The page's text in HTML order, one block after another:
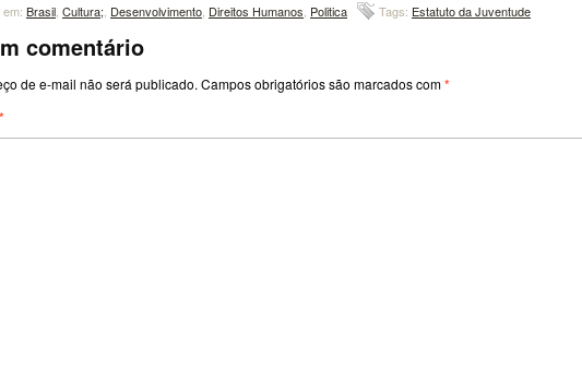
Brasil Cultura; Desenvolvimento Direitos Humanos Politica Tags: Estatuto da Juventude
comentário
de e-mail não será publicado. Campos obrigatórios são marcados com*
*